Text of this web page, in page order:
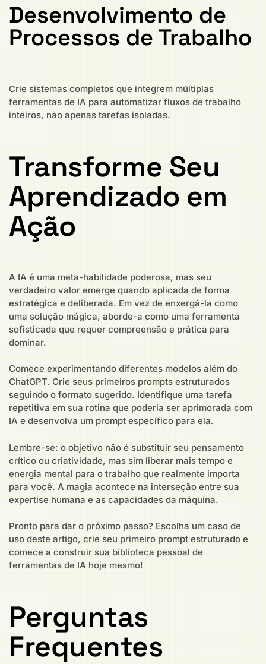
Desenvolvimento de
Processos de Trabalho
Crie sistemas completos que integrem múltiplas
ferramentas de IA para automatizar fluxos de trabalho
inteiros, não apenas tarefas isoladas.
Transforme Seu
Aprendizado em
Ação
A IA é uma meta-habilidade poderosa, mas seu
verdadeiro valor emerge quando aplicada de forma
estratégica e deliberada. Em vez de enxergá-la como
uma solução mágica, aborde-a como uma ferramenta
sofisticada que requer compreensão e prática para
dominar.
Comece experimentando diferentes modelos além do
ChatGPT. Crie seus primeiros prompts estruturados
seguindo o formato sugerido. Identifique uma tarefa
repetitiva em sua rotina que poderia ser aprimorada com
IA e desenvolva um prompt específico para ela.
Lembre-se: o objetivo não é substituir seu pensamento
crítico ou criatividade, mas sim liberar mais tempo e
energia mental para o trabalho que realmente importa
para você. A magia acontece na interseção entre sua
expertise humana e as capacidades da máquina.
Pronto para dar o próximo passo? Escolha um caso de
uso deste artigo, crie seu primeiro prompt estruturado e
comece a construir sua biblioteca pessoal de
ferramentas de IA hoje mesmo!
Perguntas
Frequentes